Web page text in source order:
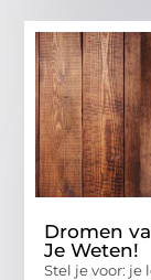
Dromen
Je Weten!
Stel je voor: je